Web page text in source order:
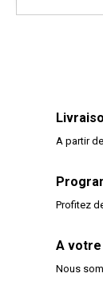
A partir
Profitez
A
Nous